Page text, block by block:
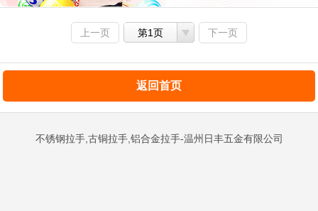
上一页 第1页 下一页
返回首页
不锈钢拉手,古铜拉手,铝合金拉手-温州日丰五金有限公司